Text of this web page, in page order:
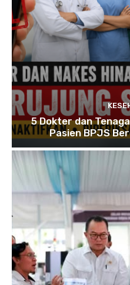
5 Dokter dan
Pasien BPJS